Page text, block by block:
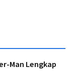
Man Lengkap